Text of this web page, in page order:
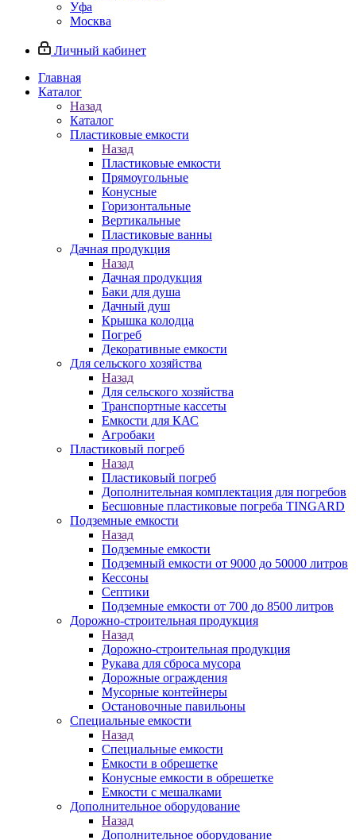
Уфа
Москва
Личный кабинет
Главная
Каталог
Назад
Каталог
Пластиковые емкости
Назад
Пластиковые емкости
Прямоугольные
Конусные
Горизонтальные
Вертикальные
Пластиковые ванны
Дачная продукция
Назад
Дачная продукция
Баки для душа
Дачный душ
Крышка колодца
Погреб
Декоративные емкости
Для сельского хозяйства
Назад
Для сельского хозяйства
Транспортные кассеты
Емкости для КАС
Агробаки
Пластиковый погреб
Назад
Пластиковый погреб
Дополнительная комплектация для погребов
Бесшовные пластиковые погреба TINGARD
Подземные емкости
Назад
Подземные емкости
Подземный емкости от 9000 до 50000 литров
Кессоны
Септики
Подземные емкости от 700 до 8500 литров
Дорожно-строительная продукция
Назад
Дорожно-строительная продукция
Рукава для сброса мусора
Дорожные ограждения
Мусорные контейнеры
Остановочные павильоны
Специальные емкости
Назад
Специальные емкости
Емкости в обрешетке
Конусные емкости в обрешетке
Емкости с мешалками
Дополнительное оборудование
Назад
Дополнительное оборудование